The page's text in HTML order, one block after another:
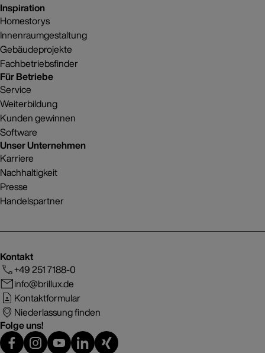
Inspiration
Homestorys
Innenraumgestaltung
Gebäudeprojekte
Fachbetriebsfinder
Für Betriebe
Service
Weiterbildung
Kunden gewinnen
Software
Unser Unternehmen
Karriere
Nachhaltigkeit
Presse
Handelspartner
Kontakt
+49 251 7188-0
info@brillux.de
Kontaktformular
Niederlassung finden
Folge uns!